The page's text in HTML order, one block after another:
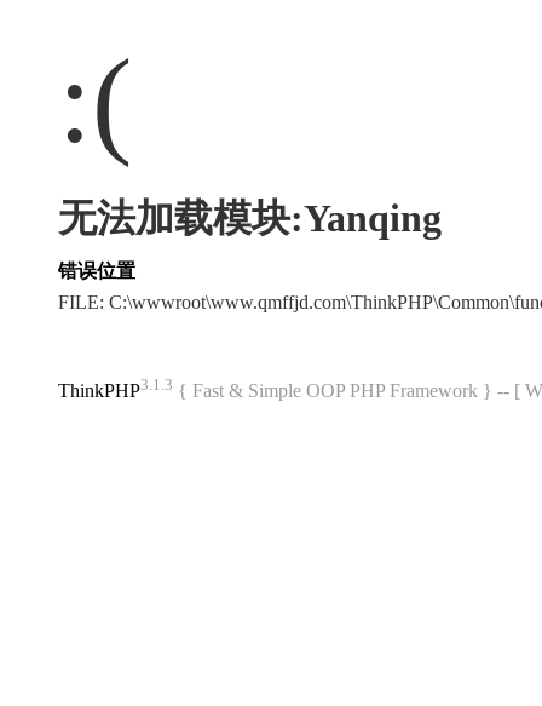
:(
无法加载模块:Yanqing
错误位置
FILE:
ThinkPHP3.1.3 { Fast & Simple OOP PHP Framework } -- [